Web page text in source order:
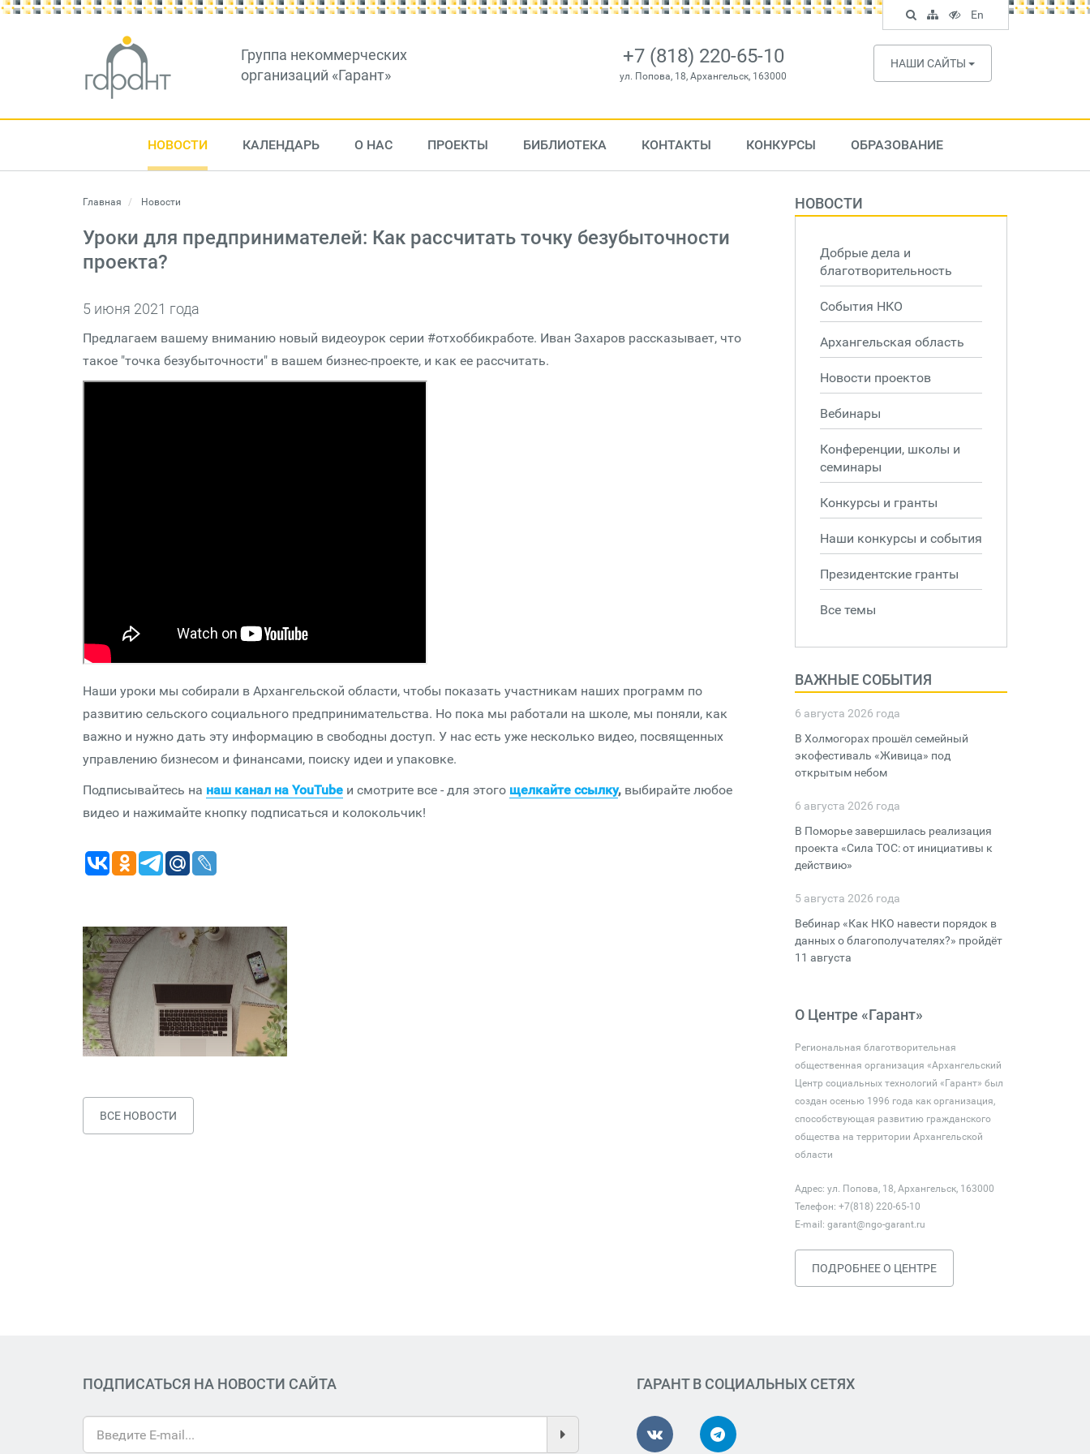
Группа некоммерческих
организаций «Гарант»
+7 (818) 220-65-10
ул. Попова, 18, Архангельск, 163000
НАШИ САЙТЫ
НОВОСТИ КАЛЕНДАРЬ О НАС ПРОЕКТЫ БИБЛИОТЕКА КОНТАКТЫ КОНКУРСЫ ОБРАЗОВАНИЕ
Главная Новости
Уроки для предпринимателей: Как рассчитать точку безубыточности
проекта?
5 июня 2021 года
Предлагаем вашему вниманию новый видеоурок серии #отхоббикработе. Иван Захаров рассказывает, что
такое "точка безубыточности" в вашем бизнес-проекте, и как ее рассчитать.
Наши уроки мы собирали в Архангельской области, чтобы показать участникам наших программ по
развитию сельского социального предпринимательства. Но пока мы работали на школе, мы поняли, как
важно и нужно дать эту информацию в свободны доступ. У нас есть уже несколько видео, посвященных
управлению бизнесом и финансами, поиску идеи и упаковке.
Подписывайтесь на наш канал на YouTube и смотрите все - для этого щелкайте ссылку, выбирайте любое
видео и нажимайте кнопку подписаться и колокольчик!
ВСЕ НОВОСТИ
НОВОСТИ
Добрые дела и
благотворительность
События НКО
Архангельская область
Новости проектов
Вебинары
Конференции, школы и
семинары
Конкурсы и гранты
Наши конкурсы и события
Президентские гранты
Все темы
ВАЖНЫЕ СОБЫТИЯ
6 августа 2026 года
В Холмогорах прошёл семейный
экофестиваль «Живица» под
открытым небом
6 августа 2026 года
В Поморье завершилась реализация
проекта «Сила ТОС: от инициативы к
действию»
5 августа 2026 года
Вебинар «Как НКО навести порядок в
данных о благополучателях?» пройдёт
11 августа
О Центре «Гарант»
Региональная благотворительная
общественная организация «Архангельский
Центр социальных технологий «Гарант» был
создан осенью 1996 года как организация,
способствующая развитию гражданского
общества на территории Архангельской
области
Адрес: ул. Попова, 18, Архангельск, 163000
Телефон: +7(818) 220-65-10
E-mail: garant@ngo-garant.ru
ПОДРОБНЕЕ О ЦЕНТРЕ
ПОДПИСАТЬСЯ НА НОВОСТИ САЙТА ГАРАНТ В СОЦИАЛЬНЫХ СЕТЯХ
Поиск
по
сайту
Карта
сайта
Версия
для
слабовидящих
En
English